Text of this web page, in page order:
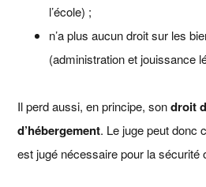
l’école) ;
n’a plus aucun droit sur les
(administration et jouissance
Il perd aussi, en principe, sondroit
d’hébergement. Le juge peut donc
est jugé nécessaire pour la sécurité